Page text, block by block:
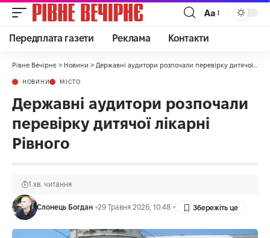
Аа
Передплата газети Реклама Контакти
Рівне Вечірнє > Новини > Державні аудитори розпочали перевірку дитячої лікарні Рівного
НОВИНИ МІСТО
Державні аудитори розпочали
перевірку дитячої лікарні
Рівного
Слонець Богдан 29 Травня 2026, 10:48
1 хв. читання